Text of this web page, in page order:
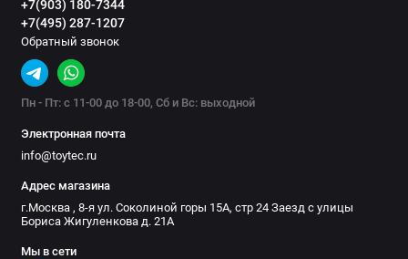
+7(903) 180-7344
+7(495) 287-1207
Обратный звонок
Пн - Пт: с 11-00 до 18-00, Сб и Вс: выходной
Электронная почта
info@toytec.ru
Адрес магазина
г.Москва , 8-я ул. Соколиной горы 15А, стр 24 Заезд с улицы
Бориса Жигуленкова д. 21А
Мы в сети